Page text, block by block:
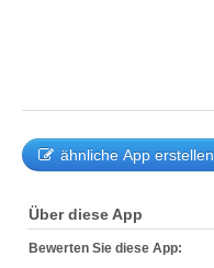
ähnliche App erstellen
Über diese App
Bewerten Sie diese App: